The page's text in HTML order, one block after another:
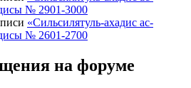
№ 2901-3000
«Сильсилятуль-ахадис ас-
№ 2601-2700
на форуме